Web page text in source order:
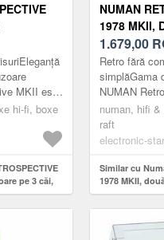
ALBE,
MKII este
anteriori, cu
hi-fi, boxe
pe 3 căi,
negru-maro,
NUMAN
1978 MKII,
CAPAC DE
NEGRU-
1.679,00
Retro fără
simplăGama
NUMAN
un tribut
accent pe un
numan, hifi
raft
electronic-
Similar cu
1978 MKII,
albe, capac de
suporturi